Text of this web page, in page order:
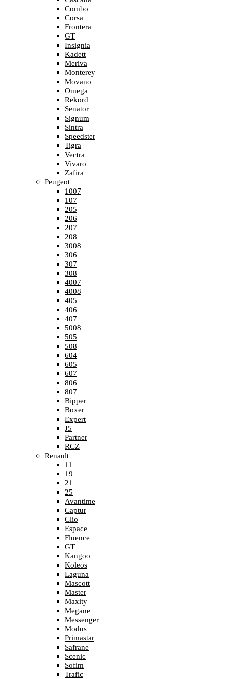
Combo
Corsa
Frontera
GT
Insignia
Kadett
Meriva
Monterey
Movano
Omega
Rekord
Senator
Signum
Sintra
Speedster
Tigra
Vectra
Vivaro
Zafira
Peugeot
1007
107
205
206
207
208
3008
306
307
308
4007
4008
405
406
407
5008
505
508
604
605
607
806
807
Bipper
Boxer
Expert
J5
Partner
RCZ
Renault
11
19
21
25
Avantime
Captur
Clio
Espace
Fluence
GT
Kangoo
Koleos
Laguna
Mascott
Master
Maxity
Megane
Messenger
Modus
Primastar
Safrane
Scenic
Sofim
Trafic